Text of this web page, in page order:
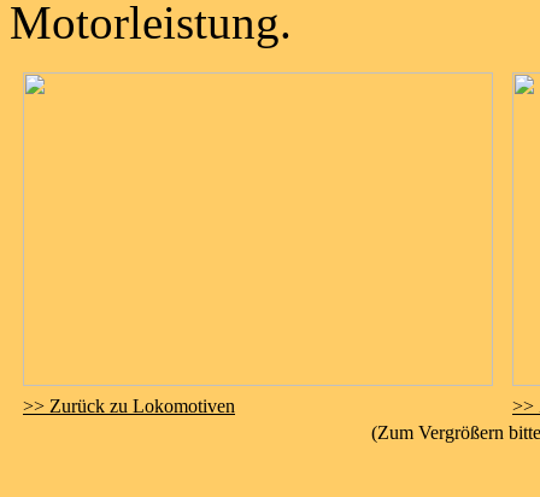
Motorleistung.
>> Zurück zu Lokomotiven
>>
(Zum Vergrößern